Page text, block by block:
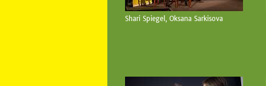
Shari Spiegel, Oksana Sarkisova